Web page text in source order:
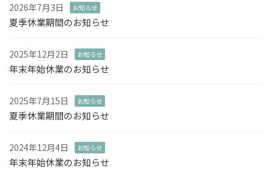
2026年7月3日 お知らせ
夏季休業期間のお知らせ
2025年12月2日 お知らせ
年末年始休業のお知らせ
2025年7月15日 お知らせ
夏季休業期間のお知らせ
2024年12月4日 お知らせ
年末年始休業のお知らせ